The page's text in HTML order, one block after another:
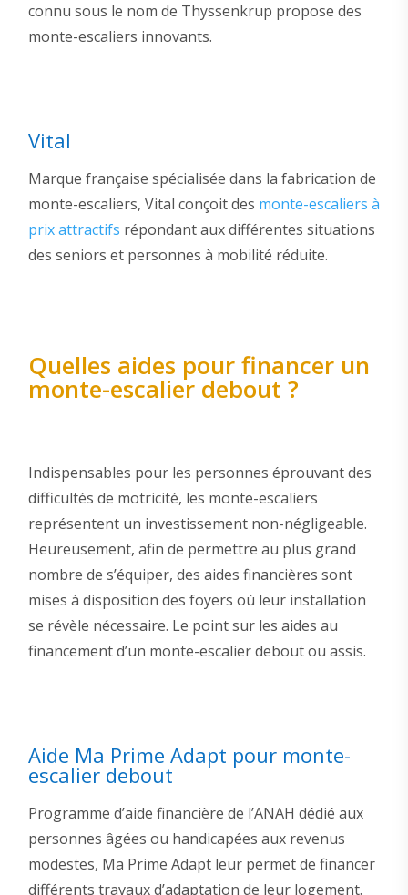
connu sous le nom de Thyssenkrup propose des
monte-escaliers innovants.
Vital
Marque française spécialisée dans la fabrication de
monte-escaliers, Vital conçoit des monte-escaliers à
prix attractifs répondant aux différentes situations
des seniors et personnes à mobilité réduite.
Quelles aides pour financer un
monte-escalier debout ?
Indispensables pour les personnes éprouvant des
difficultés de motricité, les monte-escaliers
représentent un investissement non-négligeable.
Heureusement, afin de permettre au plus grand
nombre de s’équiper, des aides financières sont
mises à disposition des foyers où leur installation
se révèle nécessaire. Le point sur les aides au
financement d’un monte-escalier debout ou assis.
Aide Ma Prime Adapt pour monte-
escalier debout
Programme d’aide financière de l’ANAH dédié aux
personnes âgées ou handicapées aux revenus
modestes, Ma Prime Adapt leur permet de financer
différents travaux d’adaptation de leur logement.